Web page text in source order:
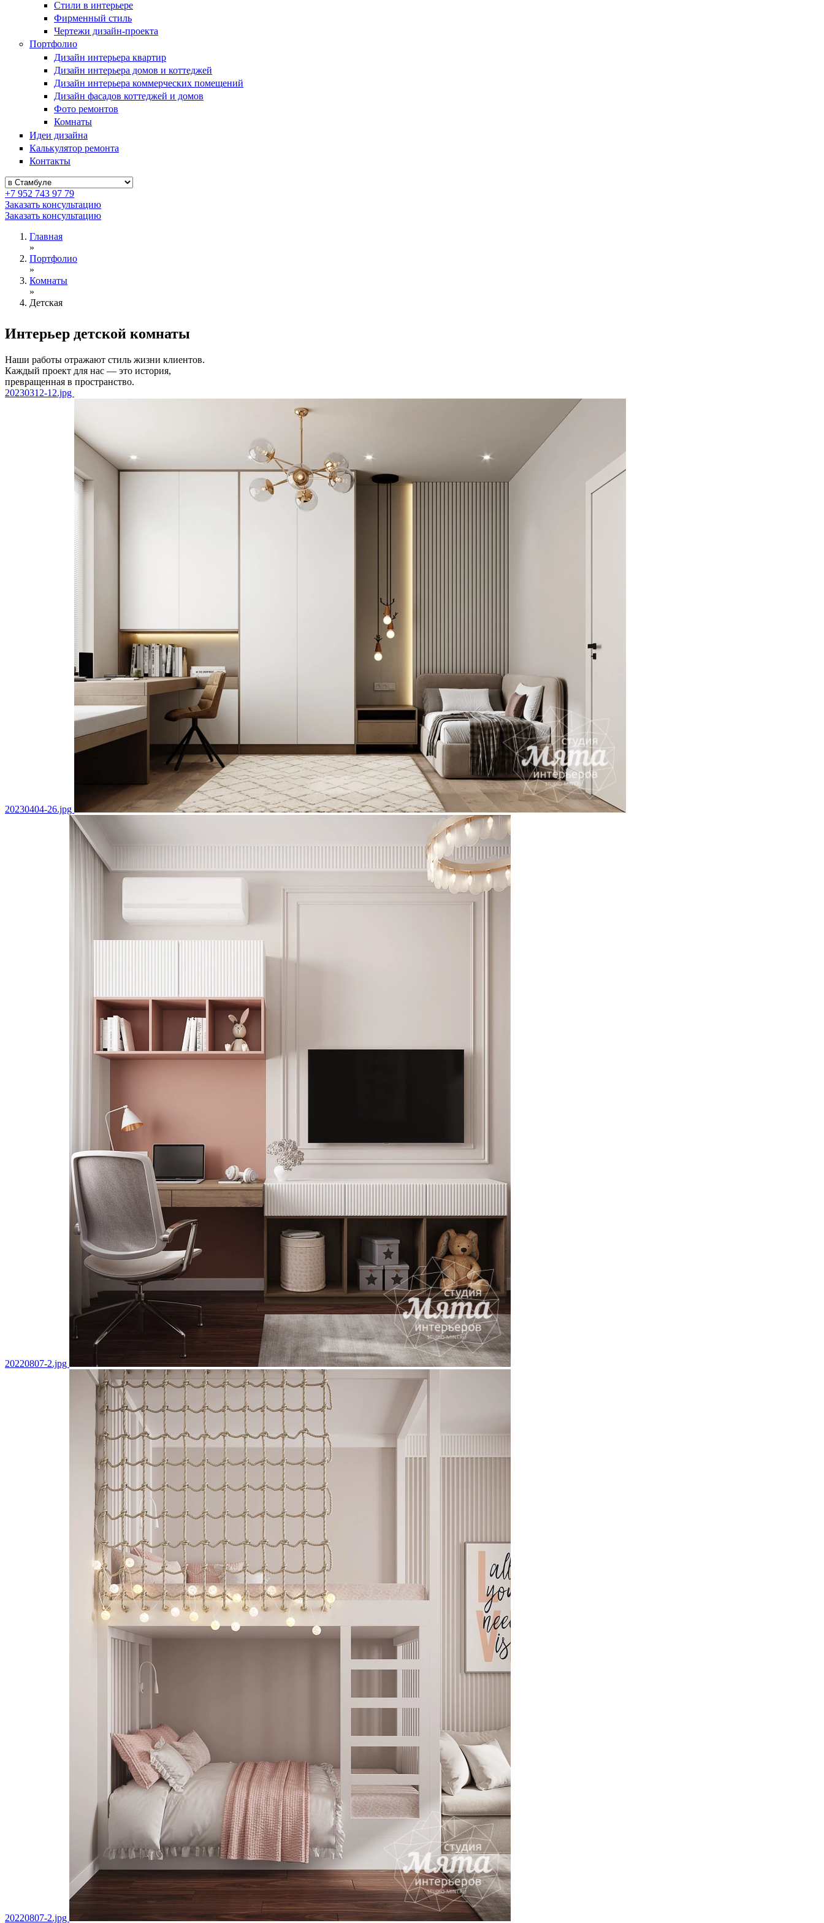
Стили в интерьере
Фирменный стиль
Чертежи дизайн-проекта
Портфолио
Дизайн интерьера квартир
Дизайн интерьера домов и коттеджей
Дизайн интерьера коммерческих помещений
Дизайн фасадов коттеджей и домов
Фото ремонтов
Комнаты
Идеи дизайна
Калькулятор ремонта
Контакты
+7 952 743 97 79
Заказать консультацию
Заказать консультацию
Главная
»
Портфолио
»
Комнаты
»
Детская
Интерьер детской комнаты
Наши работы отражают стиль жизни клиентов.
Каждый проект для нас — это история,
превращенная в пространство.
20230312-12.jpg
20230404-26.jpg
20220807-2.jpg
20220807-2.jpg